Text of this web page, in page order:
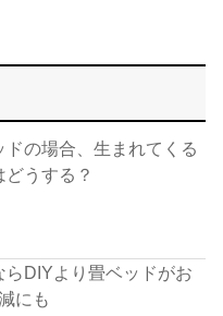
の場合、生まれてくる
うする？
らDIYより畳ベッドがお
にも